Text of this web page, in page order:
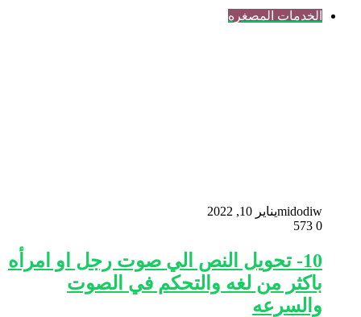
الخدمات المصغره
midodiwيناير 10, 2022
0
10- تحويل النص الي صوت رجل او امرأه
باكثر من لغه والتحكم في الصوت
والسرعه